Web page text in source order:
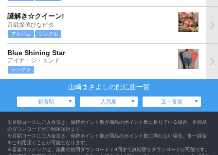
謎解き☆クイーン!
音戯探偵ひなビタ
アルバム シングル
Blue Shining Star
アイナ・ジ・エンド
シングル
山崎まさよしの配信曲一覧
新着順 人気順 五十音順
※月額コースにご入会頂き、保持ポイント数が商品のポイント数に足りている場合、本商品
のダウンロードがご利用頂けます。
※月額コースにご入会頂き、保持ポイント数が商品のポイント数に満たない場合、単一課金
をご利用頂くことが可能となります。
※音楽コンテンツは、楽曲の初回ダウンロード＋9回まで無期限でダウンロードが可能です。